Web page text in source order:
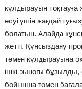
кұлдырауын
өсуі үшін жағдай
болатын. Алайда
жетті. Құнсыздану
төмен кұлдырауына
ішкі рыногы бұзылды,
бойынша төмен